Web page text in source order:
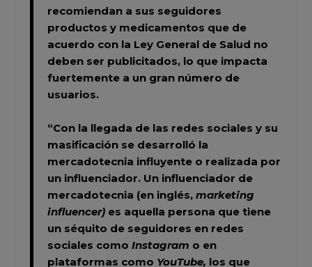
recomiendan a sus seguidores
productos y medicamentos que de
acuerdo con la Ley General de Salud no
deben ser publicitados, lo que impacta
fuertemente a un gran número de
usuarios.
“Con la llegada de las redes sociales y su
masificación se desarrolló la
mercadotecnia influyente o realizada por
un influenciador.Un influenciador de
mercadotecnia (en inglés, marketing
influencer)es aquella persona que tiene
un séquito de seguidores en redes
sociales como Instagram o en
plataformas como YouTube, los que